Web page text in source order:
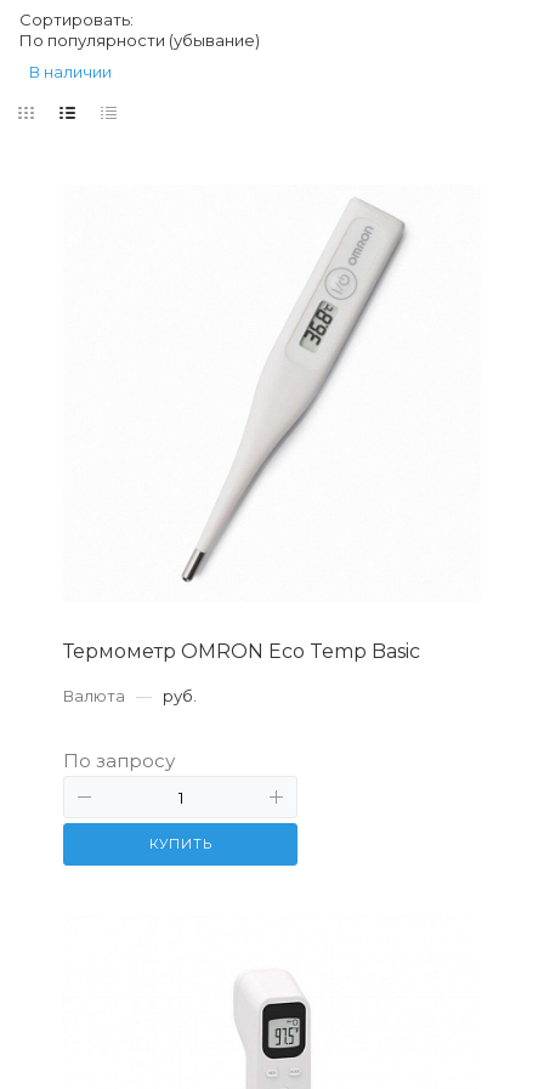
Сортировать:
По популярности (убывание)
В наличии
Термометр OMRON Eco Temp Basic
Валюта — руб.
По запросу
КУПИТЬ